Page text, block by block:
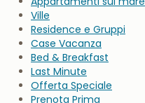
Ville
Residence e Gruppi
Case Vacanza
Bed & Breakfast
Last Minute
Offerta Speciale
Prenota Prima